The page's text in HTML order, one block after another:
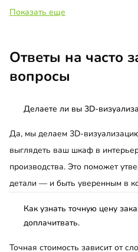
Показать еще
Ответы на часто
вопросы
Делаете ли вы 3D-
Да, мы делаем 3D-
выглядеть ваш шкаф в
производства. Это поможет
детали — и быть уверенным в
Как узнать точную цену
доплачитвать.
Точная стоимость зависит от